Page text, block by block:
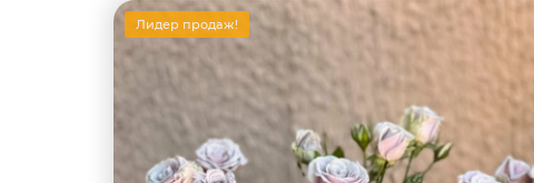
Лидер продаж!